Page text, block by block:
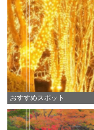
おすすめスポット